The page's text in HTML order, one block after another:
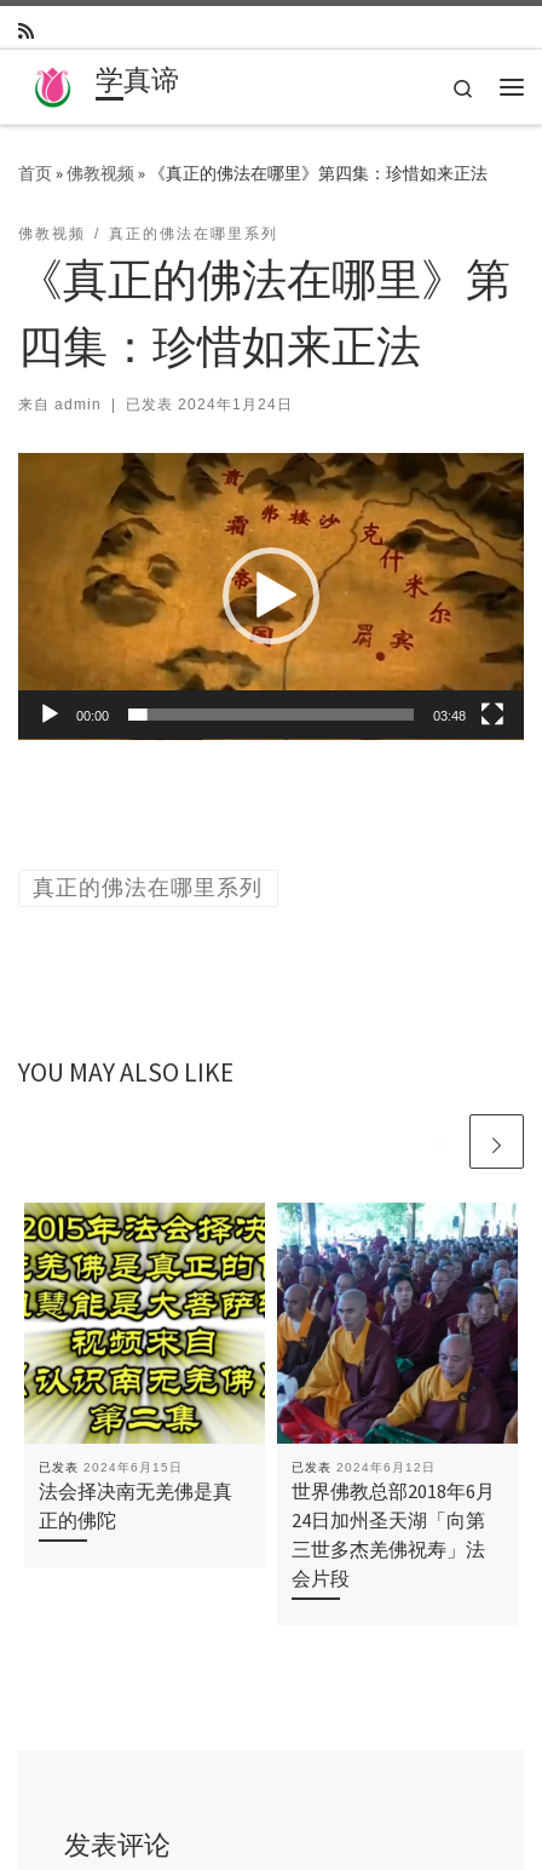
Skip to content
学真谛
Search
首页»佛教视频 » 《真正的佛法在哪里》第四集：珍惜如来正法
佛教视频 真正的佛法在哪里系列
《真正的佛法在哪里》第
四集：珍惜如来正法
来自 admin | 已发表 2024年1月24日
00:00 03:48
真正的佛法在哪里系列
YOU MAY ALSO LIKE
已发表 2024年6月15日
法会择决南无羌佛是真
正的佛陀
已发表 2024年6月12日
世界佛教总部2018年6月
24日加州圣天湖「向第
三世多杰羌佛祝寿」法
会片段
发表评论